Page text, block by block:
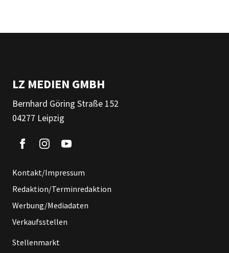
LZ MEDIEN GMBH
Bernhard Göring Straße 152
04277 Leipzig
Kontakt/Impressum
Redaktion/Terminredaktion
Werbung/Mediadaten
Verkaufsstellen
Stellenmarkt